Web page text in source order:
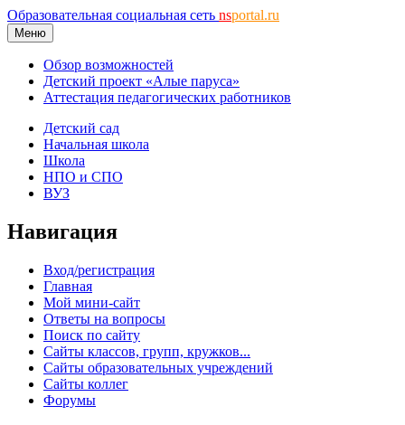
Образовательная социальная сеть nsportal.ru
Меню
Обзор возможностей
Детский проект «Алые паруса»
Аттестация педагогических работников
Детский сад
Начальная школа
Школа
НПО и СПО
ВУЗ
Навигация
Вход/регистрация
Главная
Мой мини-сайт
Ответы на вопросы
Поиск по сайту
Сайты классов, групп, кружков...
Сайты образовательных учреждений
Сайты коллег
Форумы